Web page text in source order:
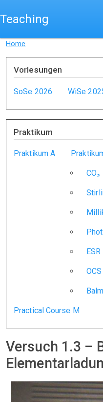
Teaching
Home
Versuch 1.3 –
Vorlesungen
SoSe 2026 WiSe
Praktikum
Praktikum A
CO₂
ESR
Practical Course M